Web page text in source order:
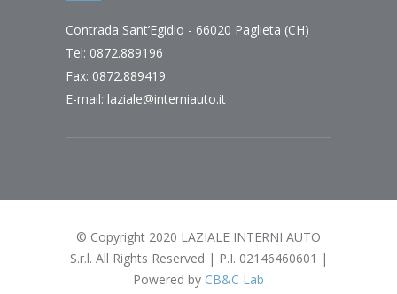
Contrada Sant’Egidio - 66020 Paglieta (CH)
Tel: 0872.889196
Fax: 0872.889419
E-mail: laziale@interniauto.it
© Copyright 2020 LAZIALE INTERNI AUTO
S.r.l. All Rights Reserved | P.I. 02146460601 |
Powered by CB&C Lab